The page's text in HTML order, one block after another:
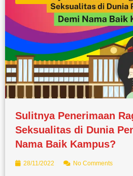
Sulitnya Penerimaan
Seksualitas di Dunia
Nama Baik Kampus?
28/11/2022 No Comments